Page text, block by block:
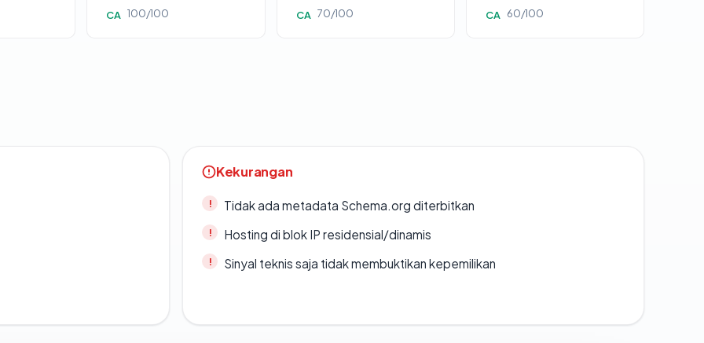
CA 100/100 CA 70/100 CA 60/100
Kekurangan
Tidak ada metadata Schema.org diterbitkan
Hosting di blok IP residensial/dinamis
Sinyal teknis saja tidak membuktikan kepemilikan